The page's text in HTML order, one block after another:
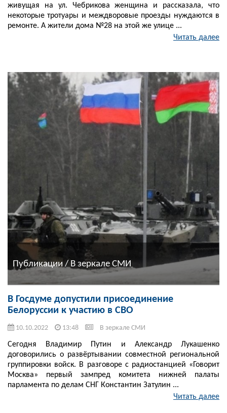
живущая на ул. Чебрикова женщина и рассказала, что
некоторые тротуары и междворовые проезды нуждаются в
ремонте. А жители дома №28 на этой же улице ...
Читать далее
Публикации / В зеркале СМИ
В Госдуме допустили присоединение
Белоруссии к участию в СВО
10.10.2022 13:48 В зеркале СМИ
Сегодня Владимир Путин и Александр Лукашенко
договорились о развёртывании совместной региональной
группировки войск. В разговоре с радиостанцией «Говорит
Москва» первый зампред комитета нижней палаты
парламента по делам СНГ Константин Затулин ...
Читать далее